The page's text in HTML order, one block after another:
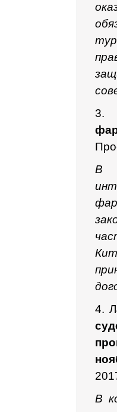
3.
В
4. Л
В